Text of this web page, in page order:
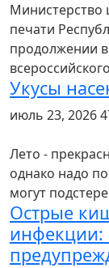
Министерство
печати
продолжении в
Укусы
июль 23, 2026
Лето -
однако надо
могут
Острые